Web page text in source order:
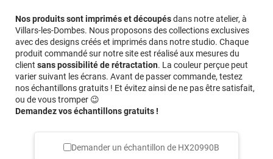
Nos produits sont imprimés et découpésdans notre atelier, à
Villars-les-Dombes. Nous proposons des collections exclusives
avec des designs créés et imprimés dans notre studio. Chaque
produit commandé sur notre site est réalisé aux mesures du
client sans possibilité de rétractation. La couleur perçue peut
varier suivant les écrans. Avant de passer commande, testez
nos échantillons gratuits ! Et évitez ainsi de ne pas être satisfait,
ou de vous tromper 😉
Demandez vos échantillons gratuits !
Demander un échantillon de HX20990B